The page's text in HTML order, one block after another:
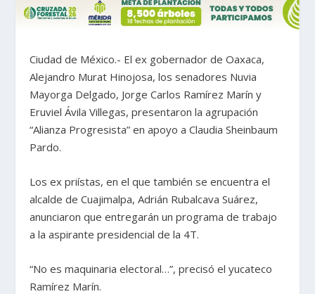
Ciudad de México.- El ex gobernador de Oaxaca,
Alejandro Murat Hinojosa, los senadores Nuvia
Mayorga Delgado, Jorge Carlos Ramírez Marín y
Eruviel Ávila Villegas, presentaron la agrupación
“Alianza Progresista” en apoyo a Claudia Sheinbaum
Pardo.
Los ex priístas, en el que también se encuentra el
alcalde de Cuajimalpa, Adrián Rubalcava Suárez,
anunciaron que entregarán un programa de trabajo
a la aspirante presidencial de la 4T.
“No es maquinaria electoral…”, precisó el yucateco
Ramírez Marín.